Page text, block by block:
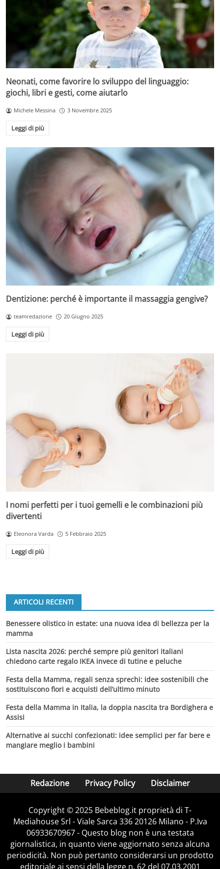
Neonati, come favorire lo sviluppo del linguaggio:
giochi, libri e gesti, come aiutarlo
Michele Messina 3 Novembre 2025
Leggi di più
Dentizione: perché è importante il massaggia gengive?
teamredazione 20 Giugno 2025
Leggi di più
I nomi perfetti per i tuoi gemelli e le combinazioni più
divertenti
Eleonora Varda 5 Febbraio 2025
Leggi di più
ARTICOLI RECENTI
Benessere olistico in estate: una nuova idea di bellezza per la
mamma
Lista nascita 2026: perché sempre più genitori italiani
chiedono carte regalo IKEA invece di tutine e peluche
Festa della Mamma, regali senza sprechi: idee sostenibili che
sostituiscono fiori e acquisti dell’ultimo minuto
Festa della Mamma in Italia, la doppia nascita tra Bordighera e
Assisi
Alternative ai succhi confezionati: idee semplici per far bere e
mangiare meglio i bambini
Redazione Privacy Policy Disclaimer
Copyright © 2025 Bebeblog.it proprietà di T-
Mediahouse Srl - Viale Sarca 336 20126 Milano - P.Iva
06933670967 - Questo blog non è una testata
giornalistica, in quanto viene aggiornato senza alcuna
periodicità. Non può pertanto considerarsi un prodotto
editoriale ai sensi della legge n. 62 del 07.03.2001